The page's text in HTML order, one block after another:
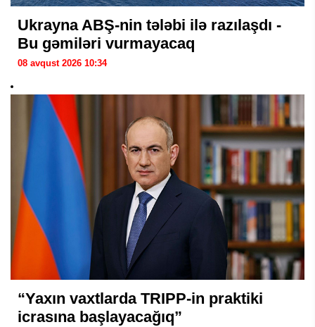
Ukrayna ABŞ-nin tələbi ilə razılaşdı -
Bu gəmiləri vurmayacaq
08 avqust 2026 10:34
“Yaxın vaxtlarda TRIPP-in praktiki
icrasına başlayacağıq”